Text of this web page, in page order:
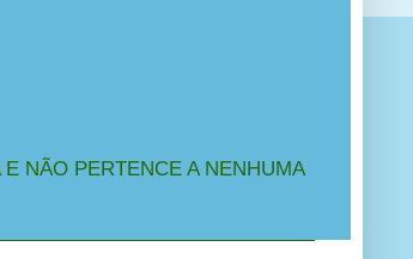
NÃO PERTENCE A NENHUMA